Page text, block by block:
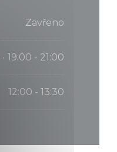
Zavřeno
• 19:00 - 21:00
12:00 - 13:30